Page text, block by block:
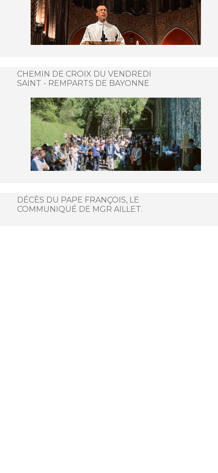
CHEMIN DE CROIX DU VENDREDI
SAINT - REMPARTS DE BAYONNE
DÉCÈS DU PAPE FRANÇOIS, LE
COMMUNIQUÉ DE MGR AILLET.